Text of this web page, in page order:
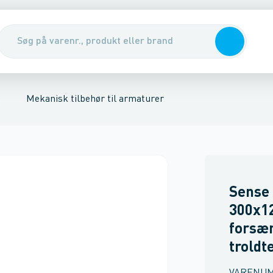
Mekanisk tilbehør til armaturer
tilbehør til armaturer Tilbehør til LED Bånd